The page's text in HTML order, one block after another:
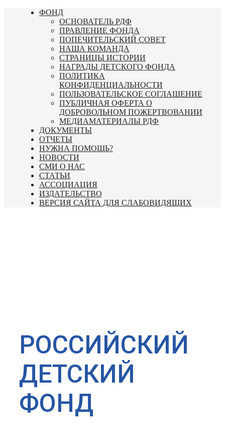
Перейти
ФОНД
ОСНОВАТЕЛЬ РДФ
ПРАВЛЕНИЕ ФОНДА
ПОПЕЧИТЕЛЬСКИЙ СОВЕТ
НАША КОМАНДА
СТРАНИЦЫ ИСТОРИИ
НАГРАДЫ ДЕТСКОГО ФОНДА
ПОЛИТИКА
КОНФИДЕНЦИАЛЬНОСТИ
ПОЛЬЗОВАТЕЛЬСКОЕ СОГЛАШЕНИЕ
ПУБЛИЧНАЯ ОФЕРТА О
ДОБРОВОЛЬНОМ ПОЖЕРТВОВАНИИ
МЕДИАМАТЕРИАЛЫ РДФ
ДОКУМЕНТЫ
ОТЧЕТЫ
НУЖНА ПОМОЩЬ?
НОВОСТИ
СМИ О НАС
СТАТЬИ
АССОЦИАЦИЯ
ИЗДАТЕЛЬСТВО
ВЕРСИЯ САЙТА ДЛЯ СЛАБОВИДЯЩИХ
РОССИЙСКИЙ
ДЕТСКИЙ
ФОНД